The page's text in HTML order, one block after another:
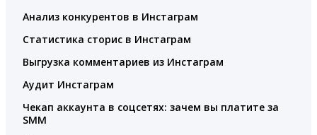
Анализ конкурентов в Инстаграм
Статистика сторис в Инстаграм
Выгрузка комментариев из Инстаграм
Аудит Инстаграм
Чекап аккаунта в соцсетях: зачем вы платите за
SMM